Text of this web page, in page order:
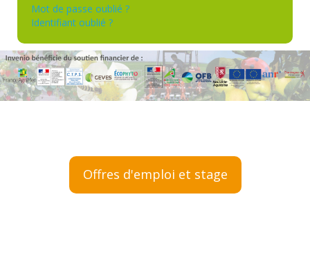
Mot de passe oublié ?
Identifiant oublié ?
Offres d'emploi et stage